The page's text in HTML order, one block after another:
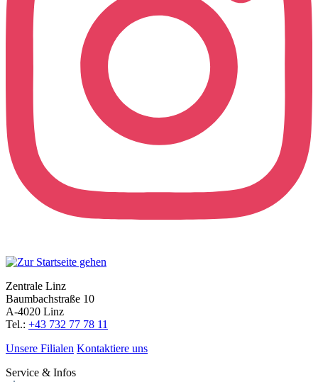
Zentrale Linz
Baumbachstraße 10
A-4020 Linz
Tel.: +43 732 77 78 11
Unsere Filialen Kontaktiere uns
Service & Infos